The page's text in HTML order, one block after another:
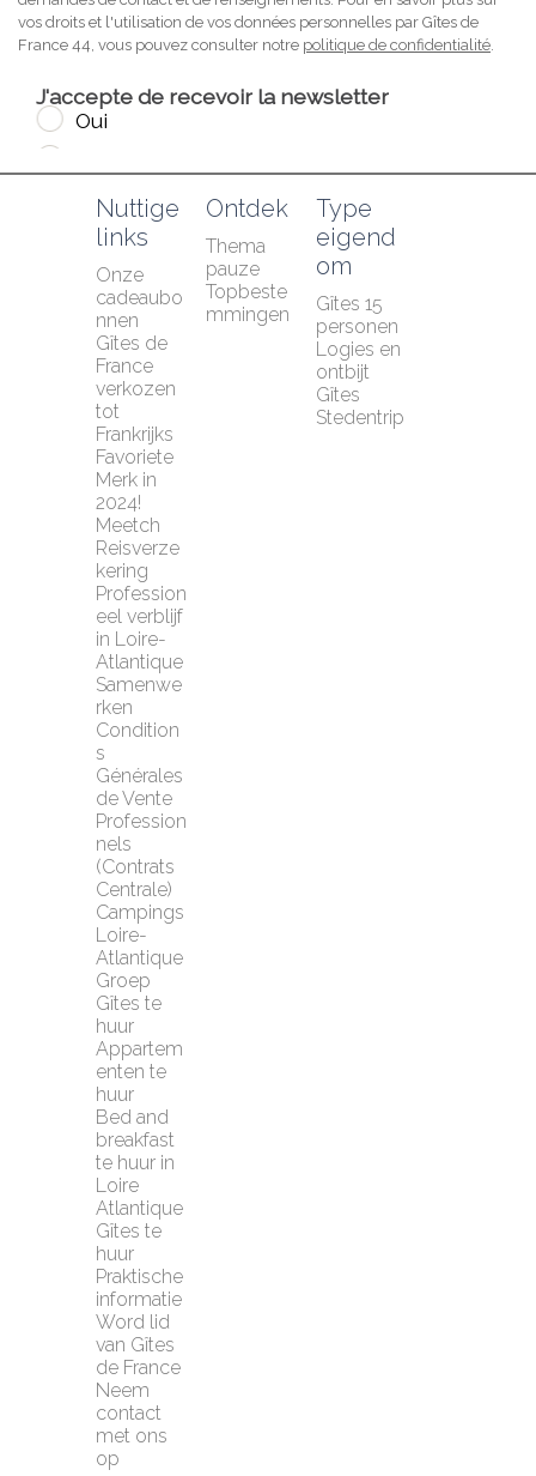
Nuttige
links
Onze
cadeaubo
nnen
Gîtes de
France
verkozen
tot
Frankrijks
Favoriete
Merk in
2024!
Meetch
Reisverze
kering
Profession
eel verblijf
in Loire-
Atlantique
Samenwe
rken
Condition
s
Générales
de Vente
Profession
nels
(Contrats
Centrale)
Campings
Loire-
Atlantique
Groep
Gîtes te
huur
Appartem
enten te
huur
Bed and
breakfast
te huur in
Loire
Atlantique
Gîtes te
huur
Praktische
informatie
Word lid
van Gîtes
de France
Neem
contact
met ons
op
Ontdek
Thema
pauze
Topbeste
mmingen
Type
eigend
om
Gîtes 15
personen
Logies en
ontbijt
Gîtes
Stedentrip